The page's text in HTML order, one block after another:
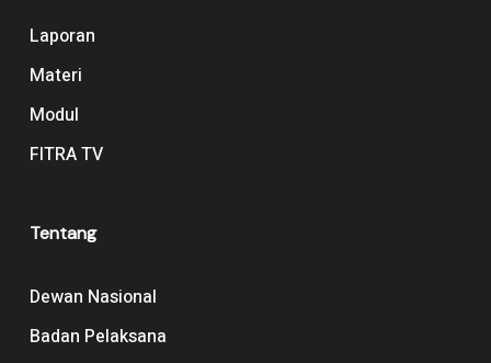
Laporan
Materi
Modul
FITRA TV
Tentang
Dewan Nasional
Badan Pelaksana